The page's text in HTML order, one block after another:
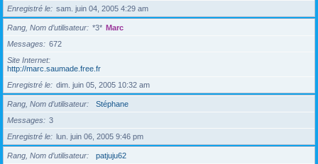
Enregistré le
sam. juin 04, 2005 4:29 am
Rang, Nom d’utilisateur *3* Marc
Messages
672
Site Internet
http://marc.saumade.free.fr
Enregistré le
dim. juin 05, 2005 10:32 am
Rang, Nom d’utilisateur
Stéphane
Messages
3
Enregistré le
lun. juin 06, 2005 9:46 pm
Rang, Nom d’utilisateur
patjuju62